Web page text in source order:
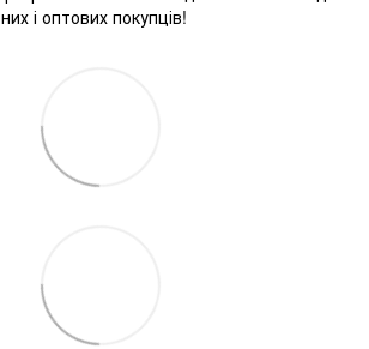
і оптових покупців!